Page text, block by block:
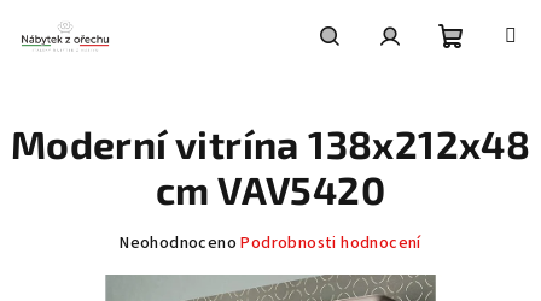
obsah
košík
Moderní vitrína 138x212x48
cm VAV5420
Průměrné
Neohodnoceno Podrobnosti hodnocení